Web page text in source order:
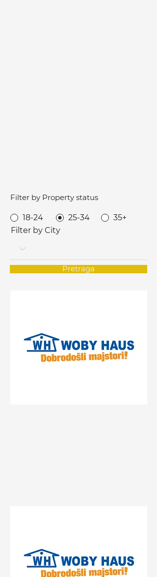
Filter by Property status
18-24 25-34
35+
Filter by City
Pretraga
Centrum, Gradiška, Bosnia
and Herzegovina